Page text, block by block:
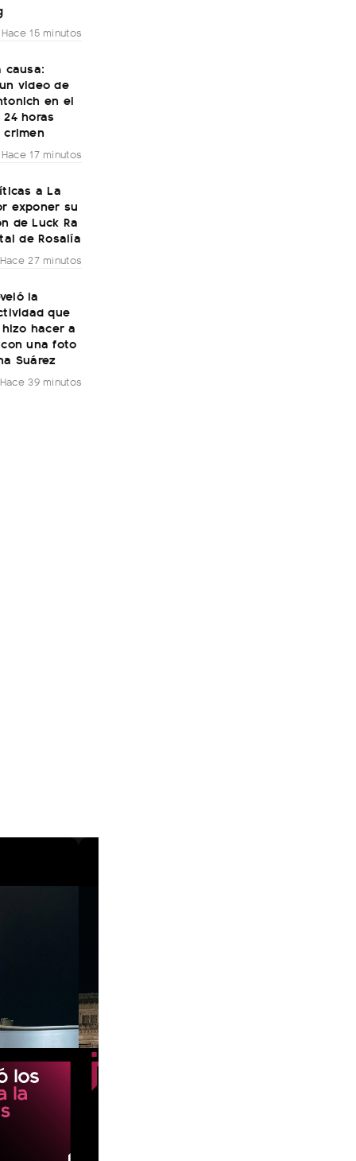
Hace 15 minutos
causa:
video de
en el
horas
Hace 17 minutos
a La
exponer su
de Luck Ra
de Rosalía
Hace 27 minutos
la
que
hacer a
una foto
Suárez
Hace 39 minutos